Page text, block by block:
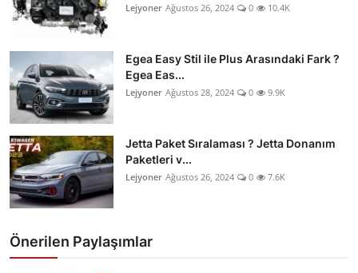
Lejyoner Ağustos 26, 2024 0 10.4K
Egea Easy Stil ile Plus Arasındaki Fark ?
Egea Eas...
Lejyoner Ağustos 28, 2024 0 9.9K
Jetta Paket Sıralaması ? Jetta Donanım
Paketleri v...
Lejyoner Ağustos 26, 2024 0 7.6K
Önerilen Paylaşımlar